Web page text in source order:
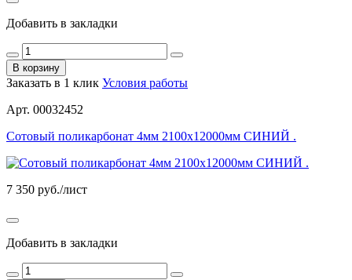
Добавить в закладки
В корзину
Заказать в 1 клик Условия работы
Арт. 00032452
Сотовый поликарбонат 4мм 2100х12000мм СИНИЙ .
7 350 руб./лист
Добавить в закладки